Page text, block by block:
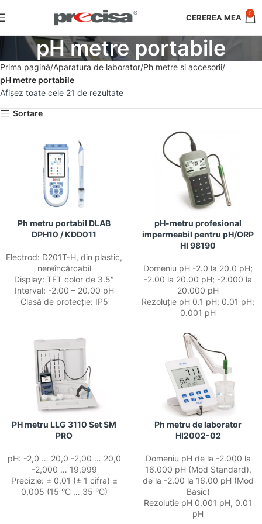
0
pH metre portabile
Prima pagină Aparatura de laborator Ph metre si accesorii
pH metre portabile
Afișez toate cele 21 de rezultate
Sortare
Ph metru portabil DLAB
DPH10 / KDD011
Electrod: D201T-H, din plastic,
nereîncărcabil
Display: TFT color de 3.5″
Interval: -2.00 – 20.00 pH
Clasă de protecție: IP5
pH-metru profesional
impermeabil pentru pH/ORP
HI 98190
Domeniu pH -2.0 la 20.0 pH;
-2.00 la 20.00 pH; -2.000 la
20.000 pH
Rezoluție pH 0.1 pH; 0.01 pH;
0.001 pH
PH metru LLG 3110 Set SM
PRO
pH: -2,0 … 20,0 -2,00 … 20,0
-2,000 … 19,999
Precizie: ± 0,01 (± 1 cifra) ±
0,005 (15 °C … 35 °C)
Ph metru de laborator
HI2002-02
Domeniu pH de la -2.000 la
16.000 pH (Mod Standard),
de la -2.00 la 16.00 pH (Mod
Basic)
Rezoluție pH 0.001 pH, 0.01
pH